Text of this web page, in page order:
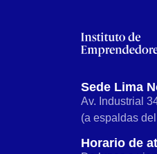
Sede Lima
Av. Industrial
(a espaldas
Horario de